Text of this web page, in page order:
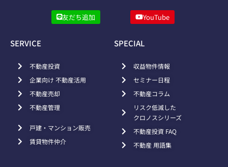
友だち追加 YouTube
SERVICE
不動産投資
企業向け 不動産活用
不動産売却
不動産管理
戸建・マンション販売
賃貸物件仲介
SPECIAL
収益物件情報
セミナー日程
不動産コラム
リスク低減した
クロノスシリーズ
不動産投資 FAQ
不動産 用語集